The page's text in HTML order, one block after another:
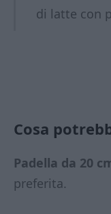
di latte con
Cosa
Padella da 20
preferita.